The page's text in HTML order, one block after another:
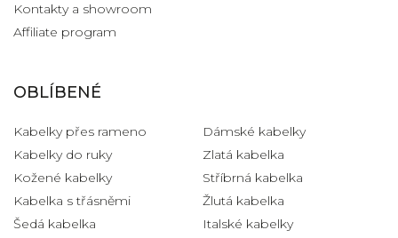
Kontakty a showroom
Affiliate program
OBLÍBENÉ
Kabelky přes rameno
Kabelky do ruky
Kožené kabelky
Kabelka s třásněmi
Šedá kabelka
Dámské kabelky
Zlatá kabelka
Stříbrná kabelka
Žlutá kabelka
Italské kabelky